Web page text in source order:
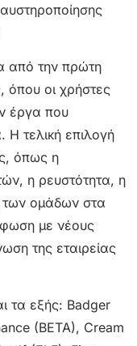
από την πρώτη
όπου οι χρήστες
έργα που
Η τελική επιλογή
όπως η
η ρευστότητα, η
των ομάδων στα
με νέους
της εταιρείας
τα εξής: Badger
(BETA), Cream